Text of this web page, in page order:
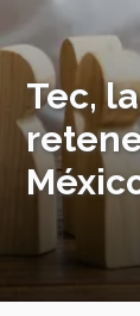
Tec,